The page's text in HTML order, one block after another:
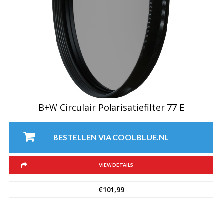
B+W Circulair Polarisatiefilter 77 E
BESTELLEN VIA COOLBLUE.NL
VIEW DETAILS
€101,99